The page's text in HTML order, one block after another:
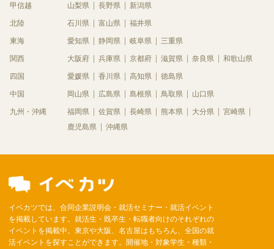
甲信越 山梨県 長野県 新潟県
北陸 石川県 富山県 福井県
東海 愛知県 静岡県 岐阜県 三重県
関西 大阪府 兵庫県 京都府 滋賀県 奈良県 和歌山県
四国 愛媛県 香川県 高知県 徳島県
中国 岡山県 広島県 島根県 鳥取県 山口県
九州・沖縄 福岡県 佐賀県 長崎県 熊本県 大分県
宮崎県
鹿児島県
沖縄県
イベカツでは、合同企業説明会・就活セミナー・就活イベント
を掲載しています。就活生・既卒生・転職者向けのそれぞれの
イベントを掲載中。東京や大阪、名古屋はもちろん、全国の就
活イベントを探すことができます。開催地・対象学生・種類・